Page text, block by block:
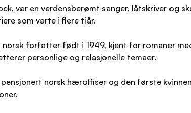
var en verdensberømt sanger, låtskriver og
som varte i flere tiår.
norsk forfatter født i 1949, kjent for romaner
personlige og relasjonelle temaer.
norsk hæroffiser og den første